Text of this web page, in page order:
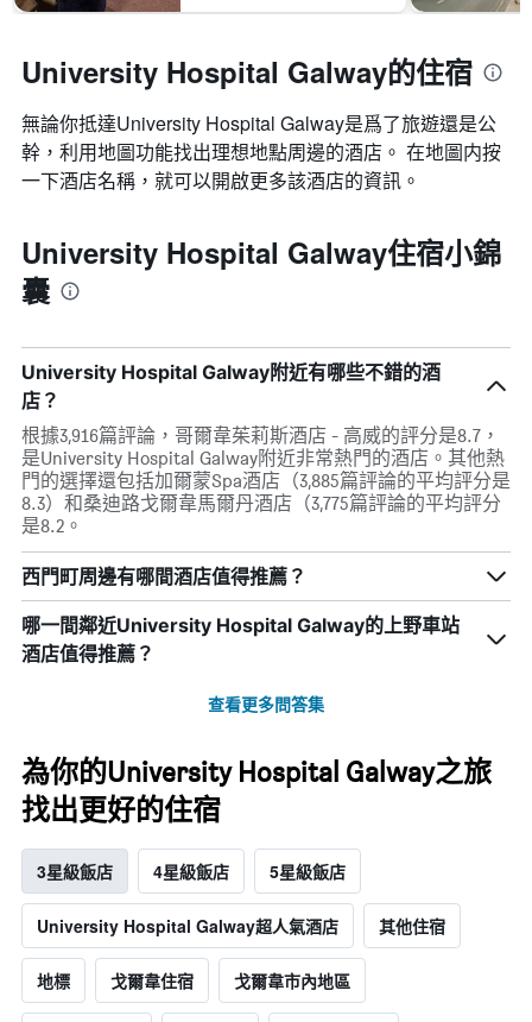
University Hospital Galway的住宿
無論你抵達University Hospital Galway​是爲了旅遊還是公
幹，利用地圖功能找出理想地點周邊的酒店。 在地圖内按
一下酒店名稱，就可以開啟更多該酒店的資訊。
University Hospital Galway住宿小錦
囊
University Hospital Galway附近有哪些不錯的酒
店？
根據3,916篇評論，哥爾韋茱莉斯酒店 - 高威的評分是8.7，
是University Hospital Galway附近非常熱門的酒店。其他熱
門的選擇還包括加爾蒙Spa酒店（3,885篇評論的平均評分是
8.3）和桑迪路戈爾韋馬爾丹酒店（3,775篇評論的平均評分
是8.2。
西門町周邊有哪間酒店值得推薦？
哪一間鄰近University Hospital Galway的上野車站
酒店值得推薦？
查看更多問答集
為你的University Hospital Galway之旅
找出更好的住宿
3星級飯店 4星級飯店 5星級飯店
University Hospital Galway超人氣酒店 其他住宿
地標 戈爾韋住宿 戈爾韋市內地區